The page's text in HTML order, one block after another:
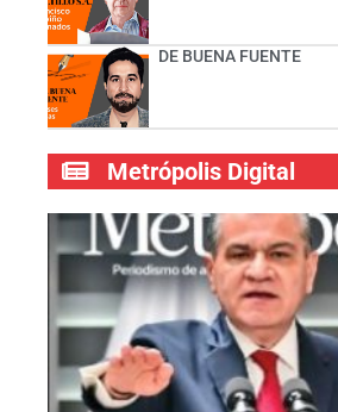
DE BUENA FUENTE
Metrópolis Digital